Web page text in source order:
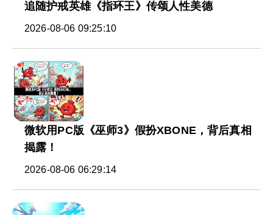
追随护戒英雄《指环王》传颂人性美德
2026-08-06 09:25:10
微软用PC版《巫师3》假扮XBONE，背后真相
揭露！
2026-08-06 06:29:14